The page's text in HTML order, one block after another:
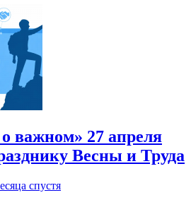
важном» 27 апреля
Весны и Труда
спустя